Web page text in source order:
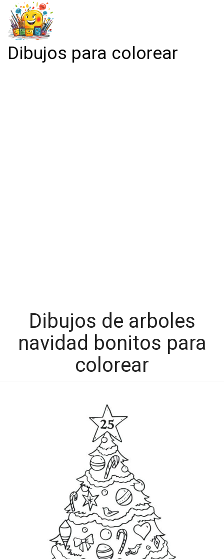
Dibujos para colorear
Dibujos de arboles
navidad bonitos para
colorear